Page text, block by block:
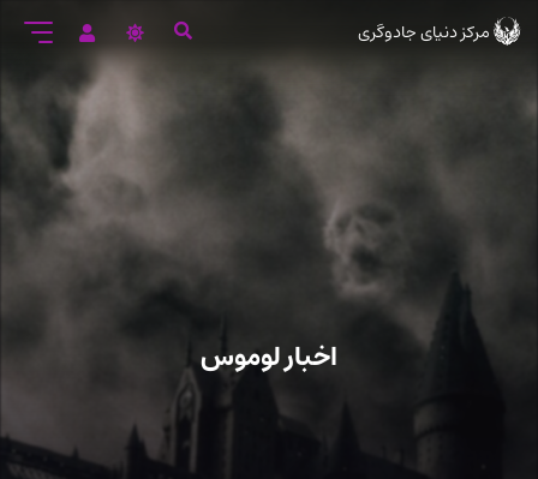
ورود
اصلی
مرکز دنیای جادوگری
اخبار لوموس